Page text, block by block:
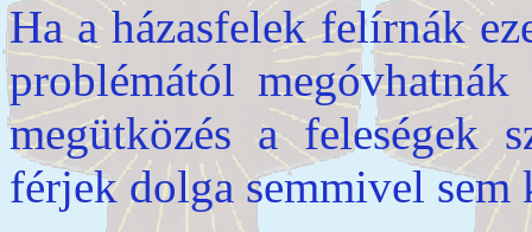
Ha a házasfelek felírnák
problémától
megütközés a feleségek
férjek dolga semmivel sem